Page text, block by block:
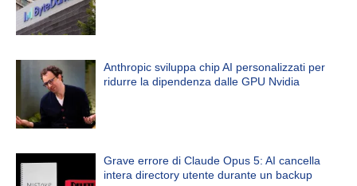
Anthropic sviluppa chip AI personalizzati per
ridurre la dipendenza dalle GPU Nvidia
Grave errore di Claude Opus 5: AI cancella
intera directory utente durante un backup